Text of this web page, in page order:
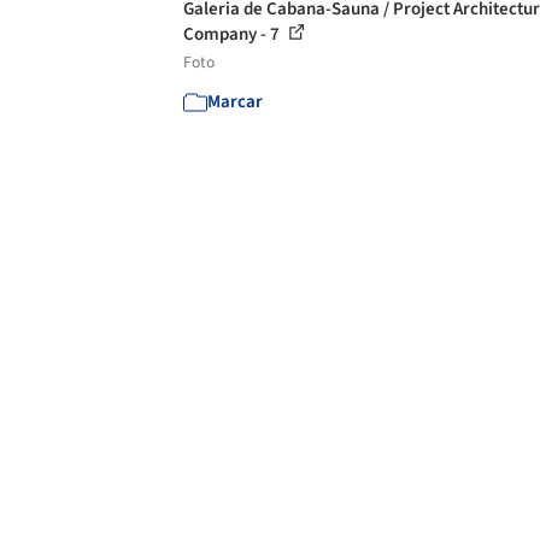
Galeria de Cabana-Sauna / Project
Company - 7
Foto
Marcar